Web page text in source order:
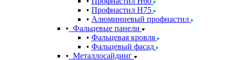
Профнастил Н75
Алюминиевый профнастил
Фальцевые панели
Фальцевая кровля
Фальцевый фасад
Металлосайдинг